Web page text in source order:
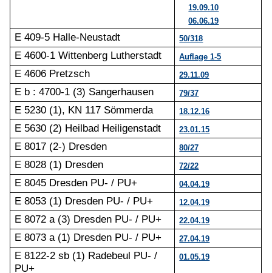
19.09.10
06.06.19
E 409-5 Halle-Neustadt 50/318
E 4600-1 Wittenberg Lutherstadt Auflage 1-5
E 4606 Pretzsch 29.11.09
E b : 4700-1 (3) Sangerhausen 79/37
E 5230 (1), KN 117 Sömmerda 18.12.16
E 5630 (2) Heilbad Heiligenstadt 23.01.15
E 8017 (2-) Dresden 80/27
E 8028 (1) Dresden 72/22
E 8045 Dresden PU- / PU+ 04.04.19
E 8053 (1) Dresden PU- / PU+ 12.04.19
E 8072 a (3) Dresden PU- / PU+ 22.04.19
E 8073 a (1) Dresden PU- / PU+ 27.04.19
E 8122-2 sb (1) Radebeul PU- /
PU+
01.05.19